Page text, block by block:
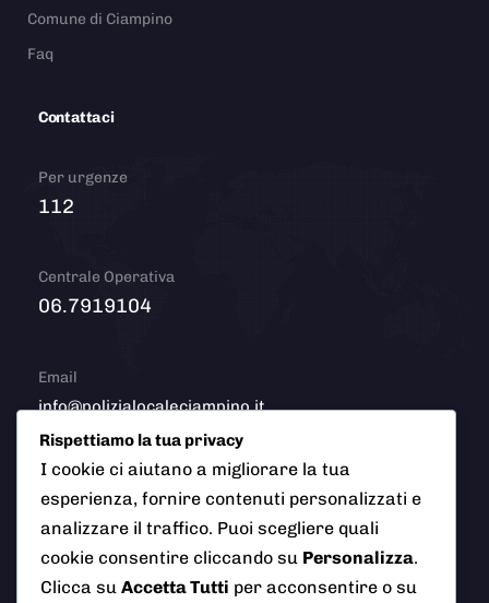
Comune di Ciampino
Faq
Contattaci
Per urgenze
112
Centrale Operativa
06.7919104
Email
info@polizialocaleciampino.it
© 2026 Polizia Locale del Comune di Ciampino (Roma). Tutti
i diritti riservati
Rispettiamo la tua privacy
I cookie ci aiutano a migliorare la tua
esperienza, fornire contenuti personalizzati e
analizzare il traffico. Puoi scegliere quali
cookie consentire cliccando su Personalizza.
Clicca su Accetta Tutti per acconsentire o su